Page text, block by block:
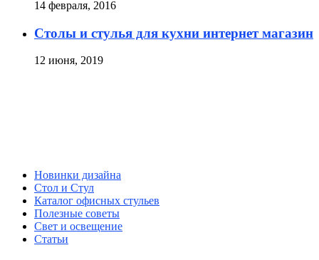
14 февраля, 2016
Столы и стулья для кухни интернет магазин
12 июня, 2019
Новинки дизайна
Стол и Стул
Каталог офисных стульев
Полезные советы
Свет и освещение
Статьи